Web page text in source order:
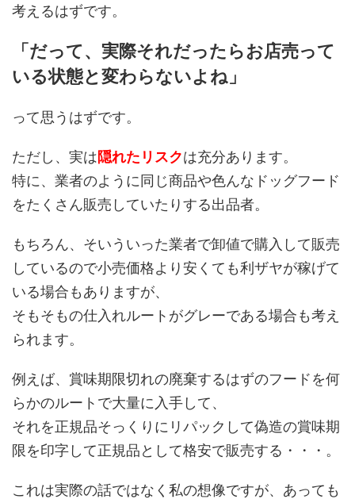
考えるはずです。
「だって、実際それだったらお店売って
いる状態と変わらないよね」
って思うはずです。
ただし、実は隠れたリスクは充分あります。
特に、業者のように同じ商品や色んなドッグフード
をたくさん販売していたりする出品者。
もちろん、そいういった業者で卸値で購入して販売
しているので小売価格より安くても利ザヤが稼げて
いる場合もありますが、
そもそもの仕入れルートがグレーである場合も考え
られます。
例えば、賞味期限切れの廃棄するはずのフードを何
らかのルートで大量に入手して、
それを正規品そっくりにリパックして偽造の賞味期
限を印字して正規品として格安で販売する・・・。
これは実際の話ではなく私の想像ですが、あっても